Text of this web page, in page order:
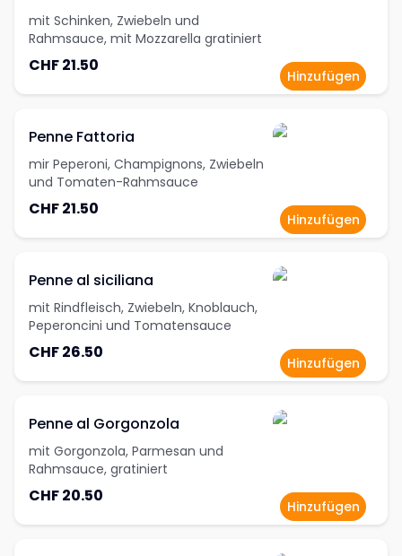
mit Schinken, Zwiebeln und
Rahmsauce, mit Mozzarella gratiniert
CHF 21.50
Hinzufügen
Penne Fattoria
mir Peperoni, Champignons, Zwiebeln
und Tomaten-Rahmsauce
CHF 21.50
Hinzufügen
Penne al siciliana
mit Rindfleisch, Zwiebeln, Knoblauch,
Peperoncini und Tomatensauce
CHF 26.50
Hinzufügen
Penne al Gorgonzola
mit Gorgonzola, Parmesan und
Rahmsauce, gratiniert
CHF 20.50
Hinzufügen